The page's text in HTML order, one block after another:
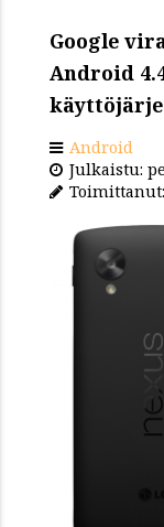
Google
Android
Android
Julkaistu:
Toimittanut: